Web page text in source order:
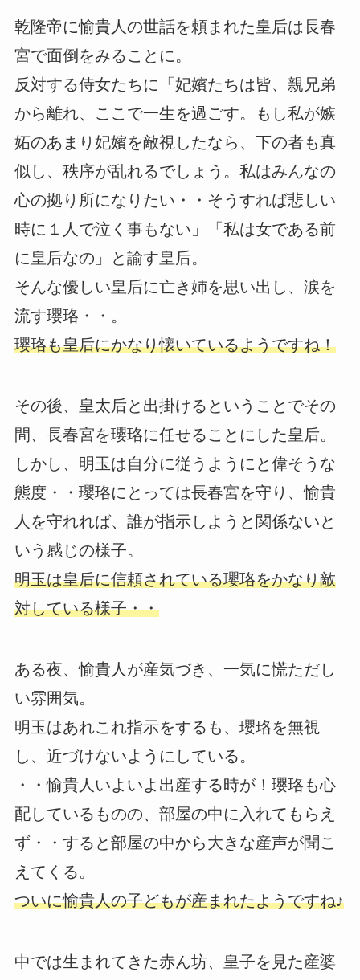
乾隆帝に愉貴人の世話を頼まれた皇后は長春
宮で面倒をみることに。
反対する侍女たちに「妃嬪たちは皆、親兄弟
から離れ、ここで一生を過ごす。もし私が嫉
妬のあまり妃嬪を敵視したなら、下の者も真
似し、秩序が乱れるでしょう。私はみんなの
心の拠り所になりたい・・そうすれば悲しい
時に１人で泣く事もない」「私は女である前
に皇后なの」と諭す皇后。
そんな優しい皇后に亡き姉を思い出し、涙を
流す瓔珞・・。
瓔珞も皇后にかなり懐いているようですね！
その後、皇太后と出掛けるということでその
間、長春宮を瓔珞に任せることにした皇后。
しかし、明玉は自分に従うようにと偉そうな
態度・・瓔珞にとっては長春宮を守り、愉貴
人を守れれば、誰が指示しようと関係ないと
いう感じの様子。
明玉は皇后に信頼されている瓔珞をかなり敵
対している様子・・
ある夜、愉貴人が産気づき、一気に慌ただし
い雰囲気。
明玉はあれこれ指示をするも、瓔珞を無視
し、近づけないようにしている。
・・愉貴人いよいよ出産する時が！瓔珞も心
配しているものの、部屋の中に入れてもらえ
ず・・すると部屋の中から大きな産声が聞こ
えてくる。
ついに愉貴人の子どもが産まれたようですね♪
中では生まれてきた赤ん坊、皇子を見た産婆